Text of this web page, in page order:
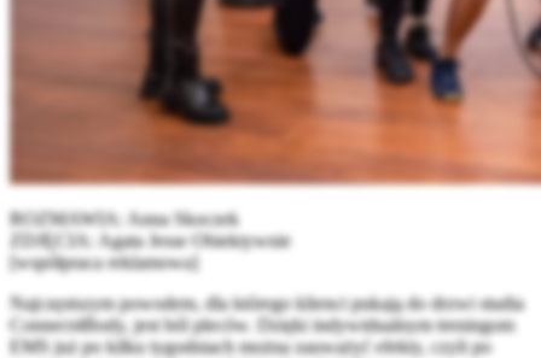
ROZMAWIA: Anna Skoczek
ZDJĘCIA: Agata Jesse Obiektywnie
[współpraca reklamowa]
Najczęstszym powodem, dla którego klienci pukają do drzwi studia
Connect4Body, jest ból pleców. Dzięki indywidualnym treningom
EMS już po kilku tygodniach można zauważyć efekty, czyli po